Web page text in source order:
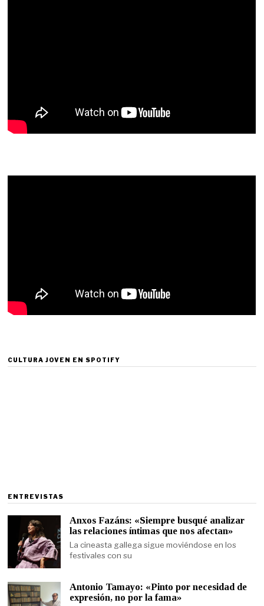
CULTURA JOVEN EN SPOTIFY
ENTREVISTAS
Anxos Fazáns: «Siempre busqué analizar
las relaciones íntimas que nos afectan»
La cineasta gallega sigue moviéndose en los
festivales con su
Antonio Tamayo: «Pinto por necesidad de
expresión, no por la fama»